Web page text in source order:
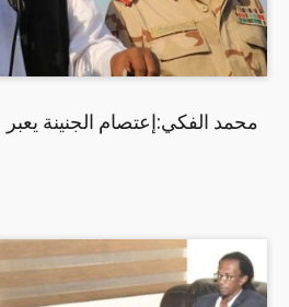
محمد الفكي:إعتصام الجنينة